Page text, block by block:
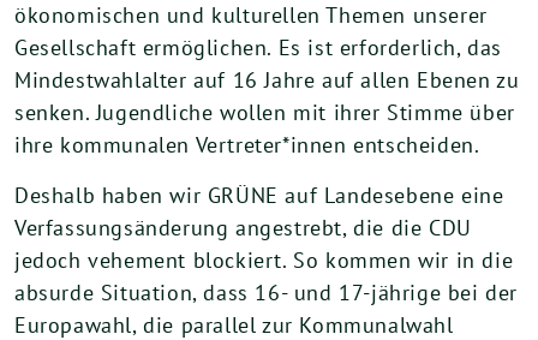
ökonomischen und kulturellen Themen unserer
Gesellschaft ermöglichen. Es ist erforderlich, das
Mindestwahlalter auf 16 Jahre auf allen Ebenen zu
senken. Jugendliche wollen mit ihrer Stimme über
ihre kommunalen Vertreter*innen entscheiden.
Deshalb haben wir GRÜNE auf Landesebene eine
Verfassungsänderung angestrebt, die die CDU
jedoch vehement blockiert. So kommen wir in die
absurde Situation, dass 16- und 17-jährige bei der
Europawahl, die parallel zur Kommunalwahl